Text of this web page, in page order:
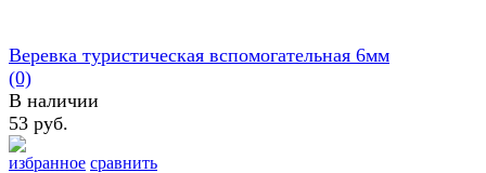
избранное сравнить
Веревка туристическая вспомогательная 6мм
(0)
В наличии
53 руб.